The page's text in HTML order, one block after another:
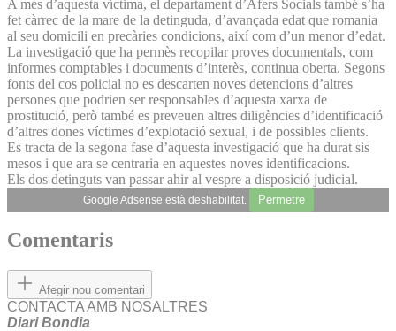
A més d’aquesta víctima, el departament d’Afers Socials també s’ha
fet càrrec de la mare de la detinguda, d’avançada edat que romania
al seu domicili en precàries condicions, així com d’un menor d’edat.
La investigació que ha permès recopilar proves documentals, com
informes comptables i documents d’interès, continua oberta. Segons
fonts del cos policial no es descarten noves detencions d’altres
persones que podrien ser responsables d’aquesta xarxa de
prostitució, però també es preveuen altres diligències d’identificació
d’altres dones víctimes d’explotació sexual, i de possibles clients.
Es tracta de la segona fase d’aquesta investigació que ha durat sis
mesos i que ara se centraria en aquestes noves identificacions.
Els dos detinguts van passar ahir al vespre a disposició judicial.
Google Adsense està deshabilitat. Permetre
Comentaris
Afegir nou comentari
CONTACTA AMB NOSALTRES
Diari Bondia